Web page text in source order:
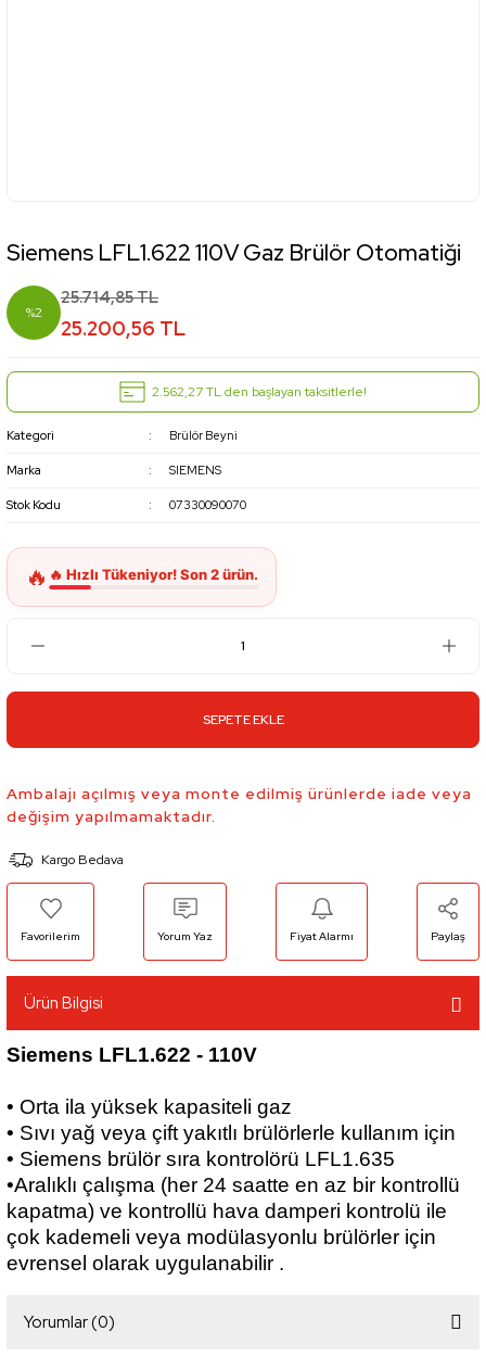
Siemens LFL1.622 110V Gaz Brülör Otomatiği
%2
25.714,85 TL
25.200,56 TL
2.562,27 TL den başlayan taksitlerle!
Kategori Brülör Beyni
Marka SIEMENS
Stok Kodu 07330090070
SEPETE EKLE
Ambalajı açılmış veya monte edilmiş ürünlerde iade veya
değişim yapılmamaktadır.
Kargo Bedava
Yorum Yaz Fiyat Alarmı Paylaş
Ürün Bilgisi
Siemens LFL1.622 - 110V
• Orta ila yüksek kapasiteli gaz
• Sıvı yağ veya çift yakıtlı brülörlerle kullanım için
• Siemens brülör sıra kontrolörü LFL1.635
•Aralıklı çalışma (her 24 saatte en az bir kontrollü
kapatma) ve kontrollü hava damperi kontrolü ile
çok kademeli veya modülasyonlu brülörler için
evrensel olarak uygulanabilir .
Yorumlar (0)